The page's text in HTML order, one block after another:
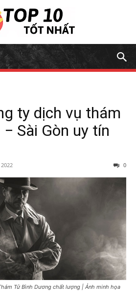
ty dịch vụ thám
Sài Gòn uy tín
0
Tử Bình Dương chất lượng | Ảnh minh họa